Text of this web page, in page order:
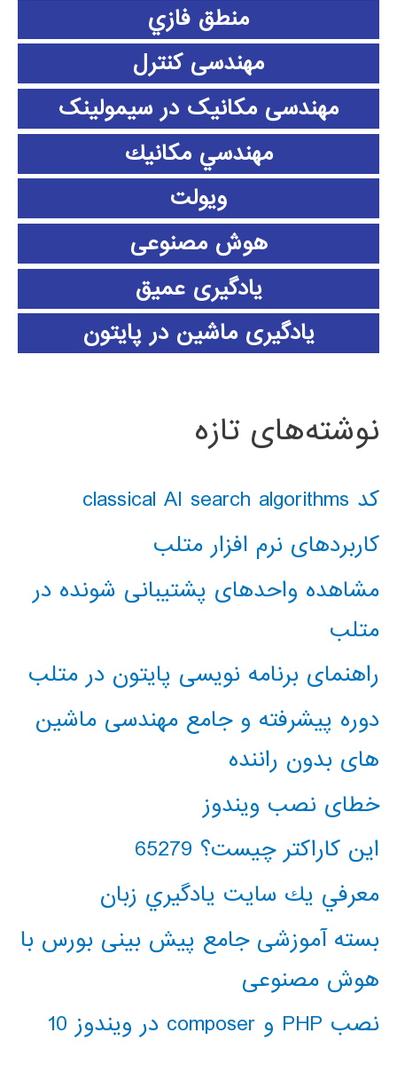
منطق فازي
مهندسی کنترل
مهندسی مکانیک در سیمولینک
مهندسي مكانيك
ویولت
هوش مصنوعی
یادگیری عمیق
یادگیری ماشین در پایتون
نوشته‌های تازه
کد classical AI search algorithms
کاربردهای نرم افزار متلب
مشاهده واحدهای پشتیبانی شونده در
متلب
راهنمای برنامه نویسی پایتون در متلب
دوره پیشرفته و جامع مهندسی ماشین
های بدون راننده
خطای نصب ویندوز
این کاراکتر چیست؟ 65279
معرفي يك سايت يادگيري زبان
بسته آموزشی جامع پیش بینی بورس با
هوش مصنوعی
نصب PHP و composer در ویندوز 10